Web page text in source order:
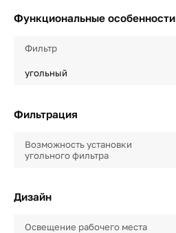
Функциональные особенности
Фильтр
угольный
Фильтрация
Возможность установки
угольного фильтра
Дизайн
Освещение рабочего места